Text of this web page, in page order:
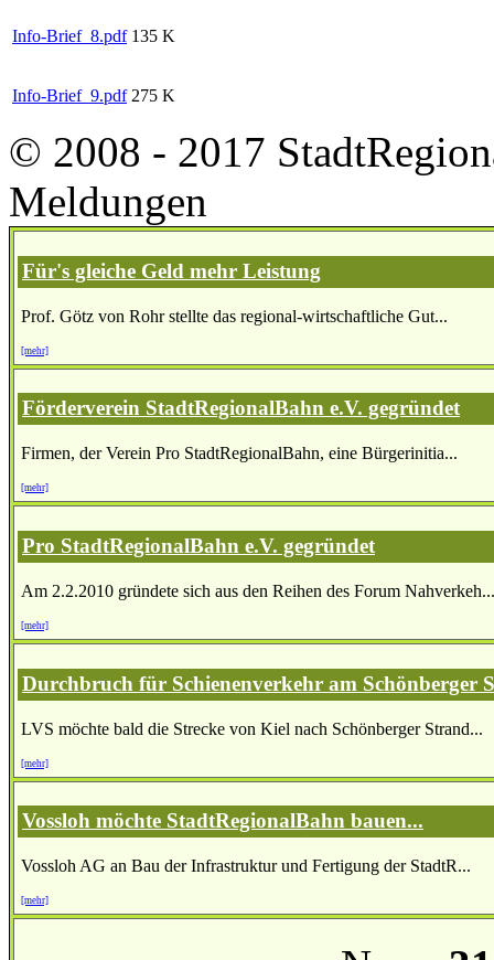
Info-Brief_8.pdf 135 K
Info-Brief_9.pdf 275 K
© 2008 - 2017
Meldungen
Für's gleiche Geld mehr Leistung
Prof. Götz von Rohr stellte das regional-wirtschaftliche Gut...
[mehr]
Förderverein StadtRegionalBahn e.V. gegründet
Firmen, der Verein Pro StadtRegionalBahn, eine Bürgerinitia...
[mehr]
Pro StadtRegionalBahn e.V. gegründet
Am 2.2.2010 gründete sich aus den Reihen des Forum Nahverkeh...
[mehr]
Durchbruch für Schienenverkehr am Schönberger
LVS möchte bald die Strecke von Kiel nach Schönberger Strand...
[mehr]
Vossloh möchte StadtRegionalBahn bauen...
Vossloh AG an Bau der Infrastruktur und Fertigung der StadtR...
[mehr]